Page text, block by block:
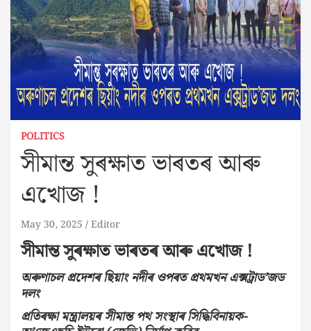
POLITICS
সীমান্ত সুৰক্ষাত ভাৰতৰ আৰু
এখোজ !
May 30, 2025 Editor
সীমান্ত সুৰক্ষাত ভাৰতৰ আৰু এখোজ !
অৰুণাচল প্ৰদেশৰ ছিয়াং নদীৰ ওপৰত প্ৰথমখন এক্সট্ৰাড’জড
দলং
প্ৰতিৰক্ষা মন্ত্ৰালয়ৰ সীমান্ত পথ সংস্থাৰ সিদ্ধিবিনায়ক-